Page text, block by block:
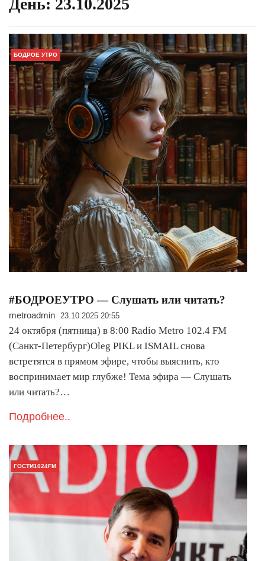
День: 23.10.2025
БОДРОЕ УТРО
#БОДРОЕУТРО — Слушать или читать?
metroadmin 23.10.2025 20:55
️24 октября (пятница) в 8:00 Radio Metro 102.4 FM
(Санкт-Петербург)Oleg PIKL и ISMAIL снова
встретятся в прямом эфире, чтобы выяснить, кто
воспринимает мир глубже! Тема эфира — Слушать
или читать?…
Подробнее..
ГОСТИ1024FM